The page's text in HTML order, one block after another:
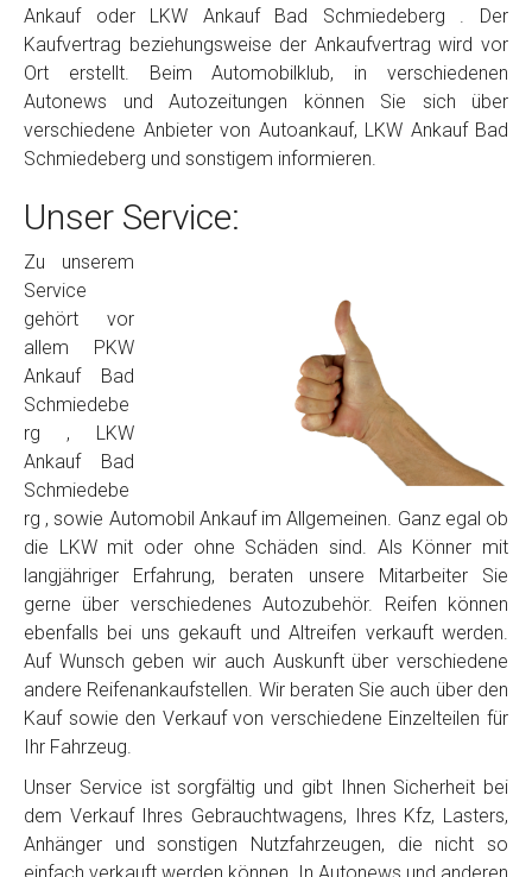
Ankauf oder LKW Ankauf Bad Schmiedeberg . Der
Kaufvertrag beziehungsweise der Ankaufvertrag wird vor
Ort erstellt. Beim Automobilklub, in verschiedenen
Autonews und Autozeitungen können Sie sich über
verschiedene Anbieter von Autoankauf, LKW Ankauf Bad
Schmiedeberg und sonstigem informieren.
Unser Service:
Zu unserem
Service
gehört vor
allem PKW
Ankauf Bad
Schmiedebe
rg , LKW
Ankauf Bad
Schmiedebe
rg , sowie Automobil Ankauf im Allgemeinen. Ganz egal ob
die LKW mit oder ohne Schäden sind. Als Könner mit
langjähriger Erfahrung, beraten unsere Mitarbeiter Sie
gerne über verschiedenes Autozubehör. Reifen können
ebenfalls bei uns gekauft und Altreifen verkauft werden.
Auf Wunsch geben wir auch Auskunft über verschiedene
andere Reifenankaufstellen. Wir beraten Sie auch über den
Kauf sowie den Verkauf von verschiedene Einzelteilen für
Ihr Fahrzeug.
Unser Service ist sorgfältig und gibt Ihnen Sicherheit bei
dem Verkauf Ihres Gebrauchtwagens, Ihres Kfz, Lasters,
Anhänger und sonstigen Nutzfahrzeugen, die nicht so